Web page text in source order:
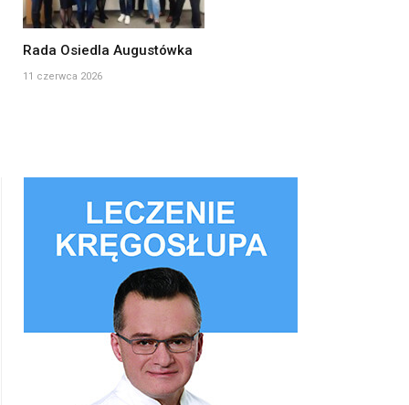
Rada Osiedla Augustówka
11 czerwca 2026